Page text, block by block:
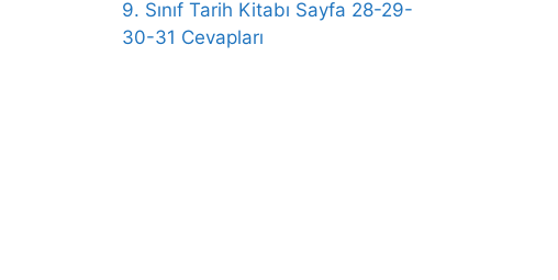
9. Sınıf Tarih Kitabı Sayfa 28-29-
30-31 Cevapları